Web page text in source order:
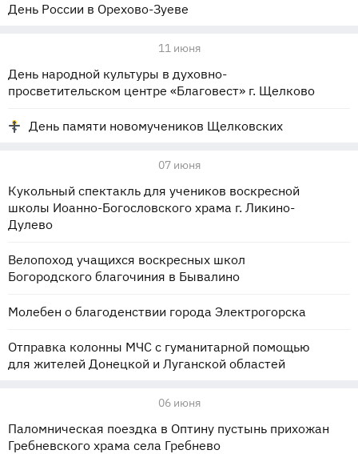
День России в Орехово-Зуеве
11 июня
День народной культуры в духовно-
просветительском центре «Благовест» г. Щелково
День памяти новомучеников Щелковских
07 июня
Кукольный спектакль для учеников воскресной
школы Иоанно-Богословского храма г. Ликино-
Дулево
Велопоход учащихся воскресных школ
Богородского благочиния в Бывалино
Молебен о благоденствии города Электрогорска
Отправка колонны МЧС с гуманитарной помощью
для жителей Донецкой и Луганской областей
06 июня
Паломническая поездка в Оптину пустынь прихожан
Гребневского храма села Гребнево